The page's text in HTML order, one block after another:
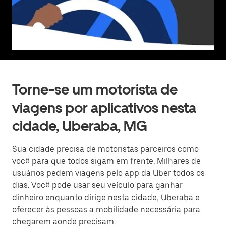
Torne-se um motorista de
viagens por aplicativos nesta
cidade, Uberaba, MG
Sua cidade precisa de motoristas parceiros como
você para que todos sigam em frente. Milhares de
usuários pedem viagens pelo app da Uber todos os
dias. Você pode usar seu veículo para ganhar
dinheiro enquanto dirige nesta cidade, Uberaba e
oferecer às pessoas a mobilidade necessária para
chegarem aonde precisam.